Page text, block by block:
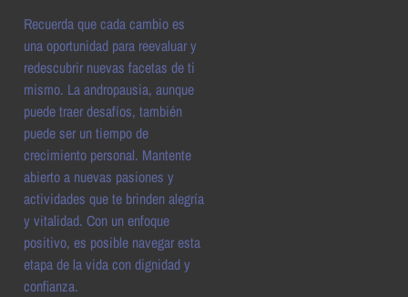
Recuerda que cada cambio es
una oportunidad para reevaluar y
redescubrir nuevas facetas de ti
mismo. La andropausia, aunque
puede traer desafíos, también
puede ser un tiempo de
crecimiento personal. Mantente
abierto a nuevas pasiones y
actividades que te brinden alegría
y vitalidad. Con un enfoque
positivo, es posible navegar esta
etapa de la vida con dignidad y
confianza.